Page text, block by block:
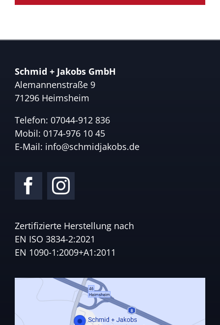
Schmid + Jakobs GmbH
Alemannenstraße 9
71296 Heimsheim
Telefon: 07044-912 836
Mobil: 0174-976 10 45
E-Mail: info@schmidjakobs.de
Zertifizierte Herstellung nach
EN ISO 3834-2:2021
EN 1090-1:2009+A1:2011